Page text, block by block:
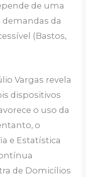
de uma
da
(Bastos,
Vargas revela
dispositivos
o uso da
o
e Estatística
de Domicílios